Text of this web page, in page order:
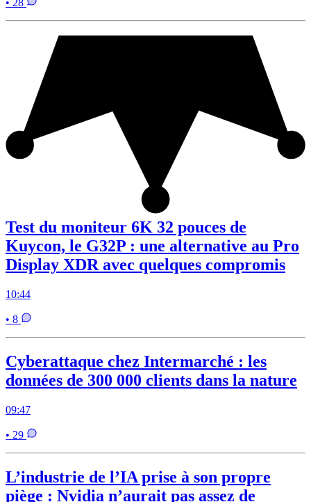
• 28
Test du moniteur 6K 32 pouces de
Kuycon, le G32P : une alternative au Pro
Display XDR avec quelques compromis
10:44
• 8
Cyberattaque chez Intermarché : les
données de 300 000 clients dans la nature
09:47
• 29
L’industrie de l’IA prise à son propre
piège : Nvidia n’aurait pas assez de